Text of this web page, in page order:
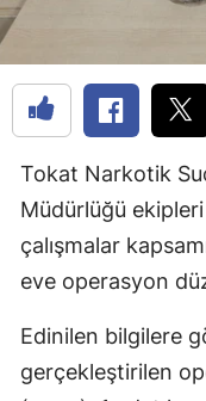
Tokat Narkotik
Müdürlüğü
çalışmalar
eve operasyon
Edinilen bilgilere
gerçekleştirilen